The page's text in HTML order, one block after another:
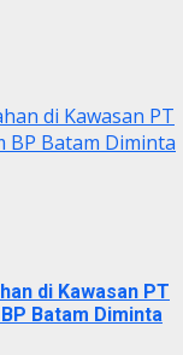
di Kawasan PT
Batam Diminta
di Kawasan PT
Batam Diminta